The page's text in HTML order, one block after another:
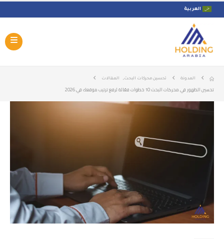
العربية
المدونة تحسين محركات البحث, المقالات
تحسين الظهور في محركات البحث: 10 خطوات فعّالة لرفع ترتيب موقعك في 2026